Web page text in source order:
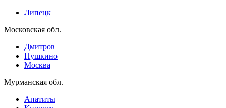
Липецк
Московская обл.
Дмитров
Пушкино
Москва
Мурманская обл.
Апатиты